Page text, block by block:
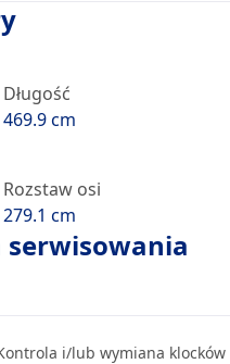
Długość
469.9 cm
Rozstaw osi
279.1 cm
serwisowania
i/lub wymiana